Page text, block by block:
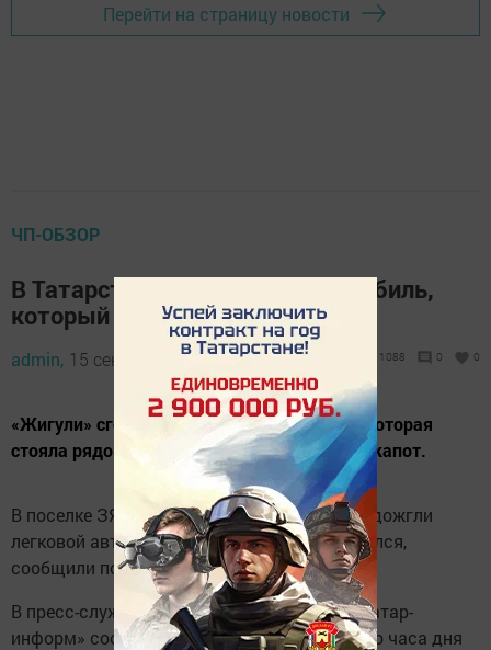
Перейти на страницу новости
ЧП-ОБЗОР
В Татарстане взорвался автомобиль,
который подожгли дети
admin, 15 сентября 2019 - 13:16 1088 0 0
«Жигули» сгорели полностью, у «ГАЗели», которая
стояла рядом, оплавились бампер, фары и капот.
В поселке ЗЯБ Набережных Челнов дети подожгли
легковой автомобиль, после чего он взорвался,
сообщили пользователи соцсетей.
В пресс-службе ГУ МЧС России по РТ ИА «Татар-
информ» сообщили, что в начале четвертого часа дня